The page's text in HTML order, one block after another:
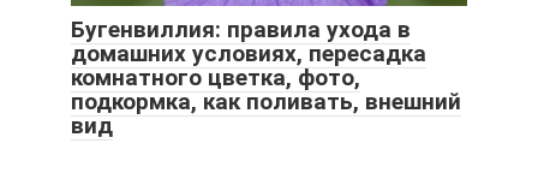
Бугенвиллия: правила ухода в
домашних условиях, пересадка
комнатного цветка, фото,
подкормка, как поливать, внешний
вид